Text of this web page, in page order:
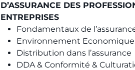
D’ASSURANCE DES
ENTREPRISES
Fondamentaux de
Environnement
Distribution dans l’assurance
DDA & Conformité &